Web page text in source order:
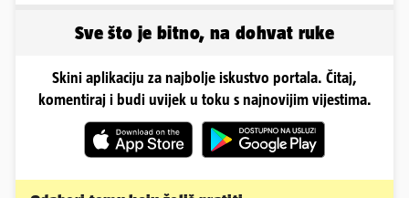
Sve što je bitno, na dohvat ruke
Skini aplikaciju za najbolje iskustvo portala. Čitaj,
komentiraj i budi uvijek u toku s najnovijim vijestima.